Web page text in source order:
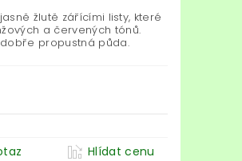
žlutě zářícími listy, které
a červených tónů.
propustná půda.
Hlídat cenu